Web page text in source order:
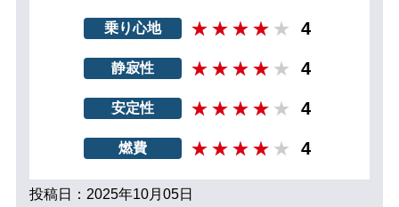
乗り心地 4
静寂性 4
安定性 4
燃費 4
投稿日：2025年10月05日